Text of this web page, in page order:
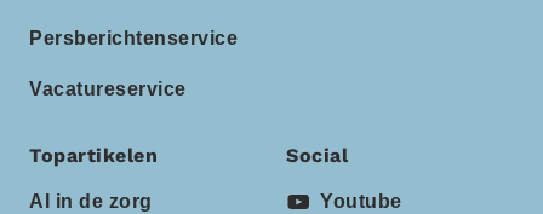
Persberichtenservice
Vacatureservice
Topartikelen
AI in de zorg
Social
Youtube